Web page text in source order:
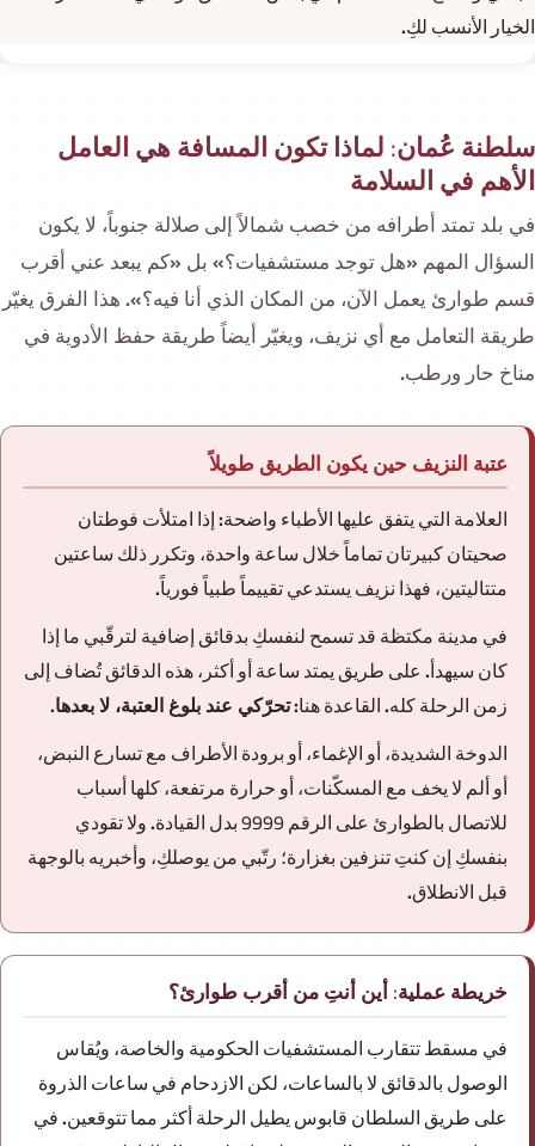
الخيار الأنسب لكِ.
سلطنة عُمان: لماذا تكون المسافة هي العامل
الأهم في السلامة
في بلد تمتد أطرافه من خصب شمالاً إلى صلالة جنوباً، لا يكون
السؤال المهم «هل توجد مستشفيات؟» بل «كم يبعد عني أقرب
قسم طوارئ يعمل الآن، من المكان الذي أنا فيه؟». هذا الفرق يغيّر
طريقة التعامل مع أي نزيف، ويغيّر أيضاً طريقة حفظ الأدوية في
مناخ حار ورطب.
عتبة النزيف حين يكون الطريق طويلاً
العلامة التي يتفق عليها الأطباء واضحة: إذا امتلأت فوطتان
صحيتان كبيرتان تماماً خلال ساعة واحدة، وتكرر ذلك ساعتين
متتاليتين، فهذا نزيف يستدعي تقييماً طبياً فورياً.
في مدينة مكتظة قد تسمح لنفسكِ بدقائق إضافية لترقّبي ما إذا
كان سيهدأ. على طريق يمتد ساعة أو أكثر، هذه الدقائق تُضاف إلى
زمن الرحلة كله. القاعدة هنا:تحرّكي عند بلوغ العتبة، لا بعدها.
الدوخة الشديدة، أو الإغماء، أو برودة الأطراف مع تسارع النبض،
أو ألم لا يخف مع المسكّنات، أو حرارة مرتفعة، كلها أسباب
للاتصال بالطوارئ على الرقم9999بدل القيادة. ولا تقودي
بنفسكِ إن كنتِ تنزفين بغزارة؛ رتّبي من يوصلكِ، وأخبريه بالوجهة
قبل الانطلاق.
خريطة عملية: أين أنتِ من أقرب طوارئ؟
في مسقط تتقارب المستشفيات الحكومية والخاصة، ويُقاس
الوصول بالدقائق لا بالساعات، لكن الازدحام في ساعات الذروة
على طريق السلطان قابوس يطيل الرحلة أكثر مما تتوقعين. في